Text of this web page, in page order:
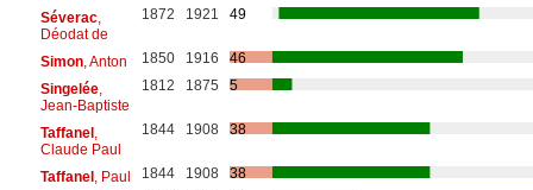
Séverac,
Déodat de
1872 1921 49
Simon, Anton 1850 1916
46
Singelée,
Jean-Baptiste
1812 1875 5
Taffanel,
Claude Paul
1844 1908 38
Taffanel, Paul 1844 1908
38